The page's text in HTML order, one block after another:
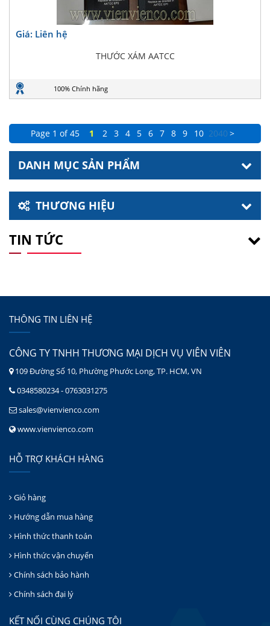
Giá: Liên hệ
THƯỚC XÁM AATCC
100% Chính hãng
Page 1 of 45 1 2 3 4 5 6 7 8 9 10 2040 >
DANH MỤC SẢN PHẨM
THƯƠNG HIỆU
TIN TỨC
THÔNG TIN LIÊN HỆ
CÔNG TY TNHH THƯƠNG MẠI DỊCH VỤ VIÊN VIÊN
109 Đường Số 10, Phường Phước Long, TP. HCM, VN
0348580234 - 0763031275
sales@vienvienco.com
www.vienvienco.com
HỖ TRỢ KHÁCH HÀNG
Giỏ hàng
Hướng dẫn mua hàng
Hình thức thanh toán
Hình thức vận chuyển
Chính sách bảo hành
Chính sách đại lý
KẾT NỐI CÙNG CHÚNG TÔI